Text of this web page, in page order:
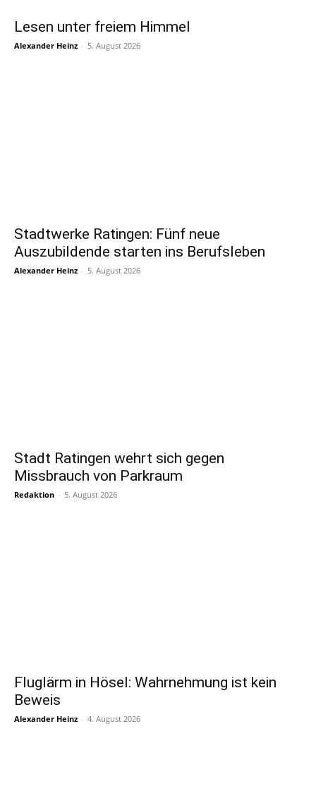
Lesen unter freiem Himmel
Alexander Heinz - 5. August 2026
Stadtwerke Ratingen: Fünf neue
Auszubildende starten ins Berufsleben
Alexander Heinz - 5. August 2026
Stadt Ratingen wehrt sich gegen
Missbrauch von Parkraum
Redaktion - 5. August 2026
Fluglärm in Hösel: Wahrnehmung ist kein
Beweis
Alexander Heinz - 4. August 2026